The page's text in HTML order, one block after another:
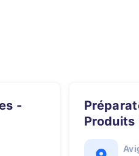
Préparateur de Commandes